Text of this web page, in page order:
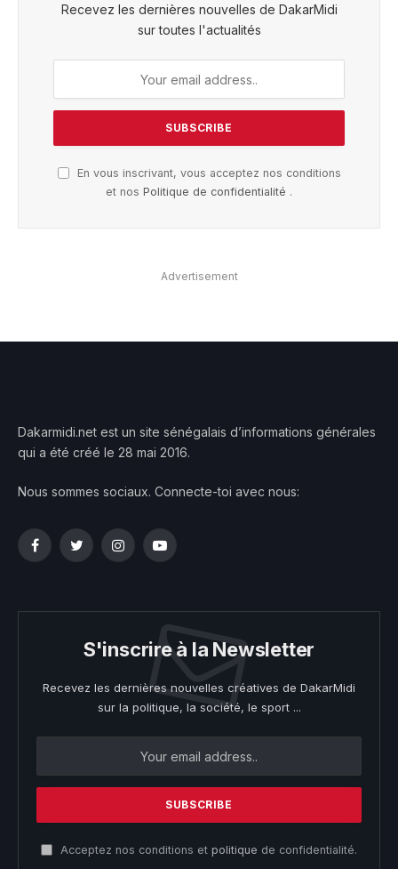
Recevez les dernières nouvelles de DakarMidi
sur toutes l'actualités
En vous inscrivant, vous acceptez nos conditions
et nos Politique de confidentialité .
Advertisement
Dakarmidi.net est un site sénégalais d’informations générales
qui a été créé le 28 mai 2016.
Nous sommes sociaux. Connecte-toi avec nous:
FacebookTwitterInstagramYouTube
S'inscrire à la Newsletter
Recevez les dernières nouvelles créatives de DakarMidi
sur la politique, la société, le sport ...
Acceptez nos conditions et politique de confidentialité.